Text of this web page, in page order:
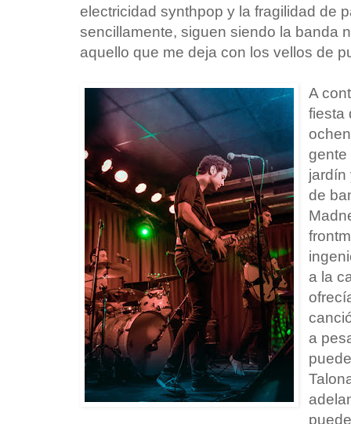
electricidad synthpop y la fragilidad de
sencillamente, siguen siendo la banda
aquello que me deja con los vellos de
A
fiesta
gente
jardín
de
a la
a